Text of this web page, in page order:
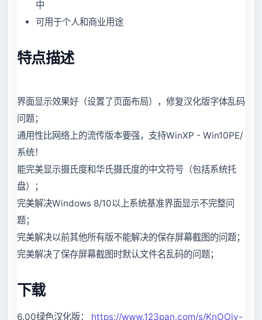
中
可用于个人和商业用途
特点描述
界面显示效果好（设置了页面布局），修复汉化版字体乱码
问题；
通用性比网络上的流传版本要强，支持WinXP - Win10PE/
系统！
能完美显示摄氏度和华氏摄氏度的中文符号（包括系统托
盘）；
完美解决Windows 8/10以上系统基准界面显示不完整问
题；
完美解决以前其他所有版不能解决的保存屏幕截图的问题；
完美解决了保存屏幕截图时默认文件名乱码的问题；
下载
6.00绿色汉化版： https://www.123pan.com/s/KnOOjv-